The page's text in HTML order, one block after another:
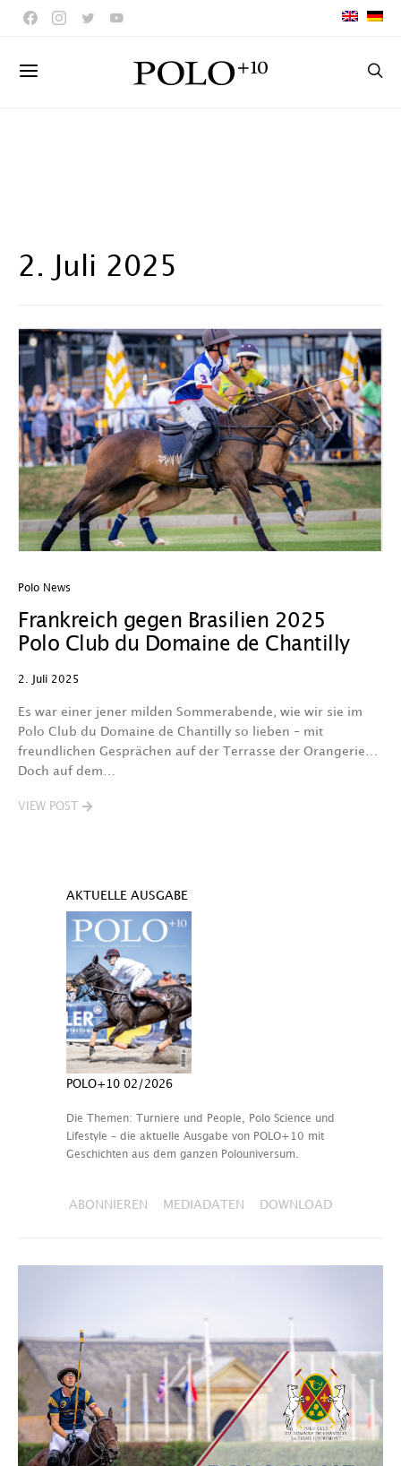
2. Juli 2025
Polo News
Frankreich gegen Brasilien 2025
Polo Club du Domaine de Chantilly
2. Juli 2025
Es war einer jener milden Sommerabende, wie wir sie im
Polo Club du Domaine de Chantilly so lieben – mit
freundlichen Gesprächen auf der Terrasse der Orangerie…
Doch auf dem…
VIEW POST
AKTUELLE AUSGABE
POLO+10 02/2026
Die Themen: Turniere und People, Polo Science und
Lifestyle – die aktuelle Ausgabe von POLO+10 mit
Geschichten aus dem ganzen Polouniversum.
ABONNIEREN MEDIADATEN DOWNLOAD